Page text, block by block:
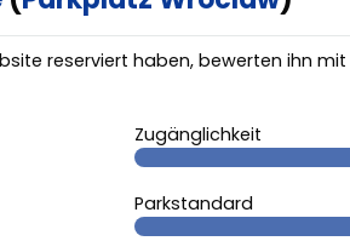
reserviert haben, bewerten ihn mit
Zugänglichkeit
Parkstandard